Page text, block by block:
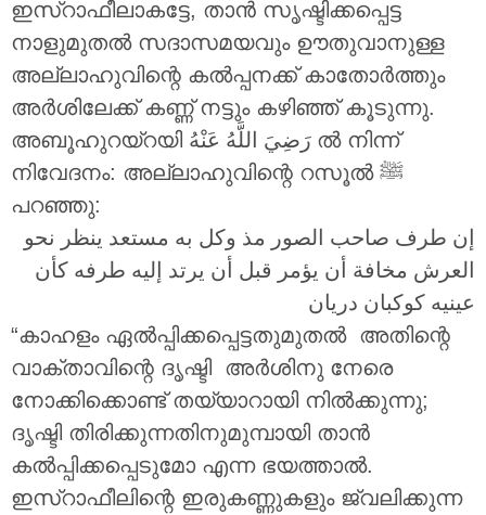
ഇസ്റാഫീലാകട്ടേ, താൻ സൃഷ്ടിക്കപ്പെട്ട
നാളുമുതൽ സദാസമയവും ഊതുവാനുള്ള
അല്ലാഹുവിന്റെ കൽപ്പനക്ക് കാതോർത്തും
അർശിലേക്ക് കണ്ണ് നട്ടും കഴിഞ്ഞ് കൂടുന്നു.
അബൂഹുറയ്റയി
ൽ നിന്ന്
നിവേദനം: അല്ലാഹുവിന്റെ റസൂൽ ‎ﷺ
പറഞ്ഞു:
إن طرف صاحب الصور مذ وكل به مستعد ينظر نحو
العرش مخافة أن يؤمر قبل أن يرتد إليه طرفه كأن
عينيه كوكبان دريان
“കാഹളം ഏൽപ്പിക്കപ്പെട്ടതുമുതൽ അതിന്റെ
വാക്താവിന്റെ ദൃഷ്ടി അർശിനു നേരെ
നോക്കിക്കൊണ്ട് തയ്യാറായി നിൽക്കുന്നു;
ദൃഷ്ടി തിരിക്കുന്നതിനുമുമ്പായി താൻ
കൽപ്പിക്കപ്പെടുമോ എന്ന ഭയത്താൽ.
ഇസ്റാഫീലിന്റെ ഇരുകണ്ണുകളും ജ്വലിക്കുന്ന